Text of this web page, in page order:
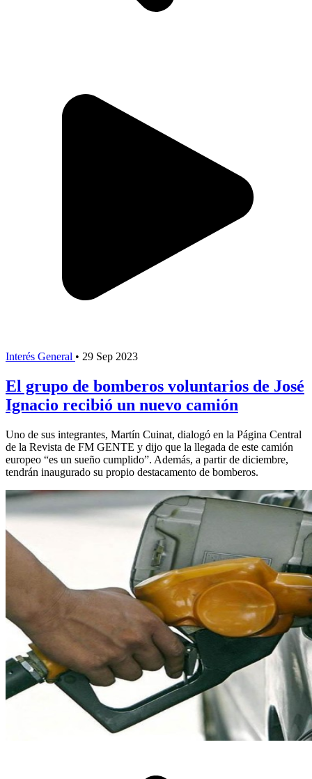
Interés General • 29 Sep 2023
El grupo de bomberos voluntarios de José
Ignacio recibió un nuevo camión
Uno de sus integrantes, Martín Cuinat, dialogó en la Página Central
de la Revista de FM GENTE y dijo que la llegada de este camión
europeo “es un sueño cumplido”. Además, a partir de diciembre,
tendrán inaugurado su propio destacamento de bomberos.